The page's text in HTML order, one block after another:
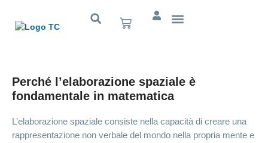
Perché l’elaborazione spaziale è
fondamentale in matematica
L’elaborazione spaziale consiste nella capacità di creare una
rappresentazione non verbale del mondo nella propria mente e